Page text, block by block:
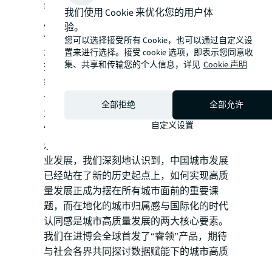
等产业发展优化营商环境，为产业人才的安
居乐业孕育土壤。
仲量联行长期服务于金桥集团，为其提供产
城一体化开发、产业发展规划、资产运营管
理、“十四五”专项研究、地下空间专项研究
等一系列服务，联合其举办各项产业专项研
讨活动，并为其成功引荐产业项目、协助产
业落地。
仲量联行中国区战略顾问部总监徐岱雄
示：“仲量联行长期深耕城市研究、关注产
业发展，我们深刻地认识到，中国城市发展
已经站在了新的历史起点上，如何实现高质
量发展正成为摆在所有城市面前的重要课
题，而在地化的城市归属感与国际化的时代
认同感是城市高质量发展的两大核心要素。
我们在进博会全球首发了“睿领”产品，期待
与社会各界共同探讨数据赋能下的城市高质
我们使用 Cookie 来优化您的用户体
验。
您可以选择接受所有 Cookie，也可以通过自定义设
置来进行选择。接受 cookie 选项，即表示您同意收
集、共享和传输您的个人信息，详见 Cookie 声明
全部拒绝
全部允许
自定义设置